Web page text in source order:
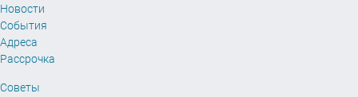
Новости
События
Адреса
Рассрочка
Советы